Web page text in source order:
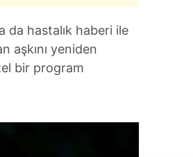
da hastalık haberi ile
aşkını yeniden
bir program